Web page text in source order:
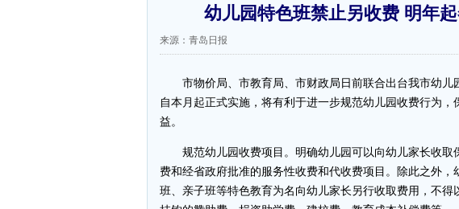
幼儿园特色班禁止另收费 明年
来源：青岛日报
市物价局、市教育局、市财政局日前联合出台我市幼儿
自本月起正式实施，将有利于进一步规范幼儿园收费行为，
益。
规范幼儿园收费项目。明确幼儿园可以向幼儿家长收取
费和经省政府批准的服务性收费和代收费项目。除此之外
班、亲子班等特色教育为名向幼儿家长另行收取费用，不得